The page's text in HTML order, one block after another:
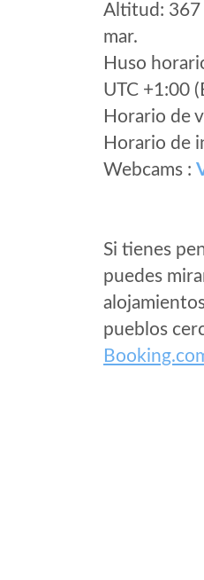
Altitud: 367
mar.
Huso
UTC +1:00
Horario de
Horario de
Webcams :
Si tienes
puedes
pueblos